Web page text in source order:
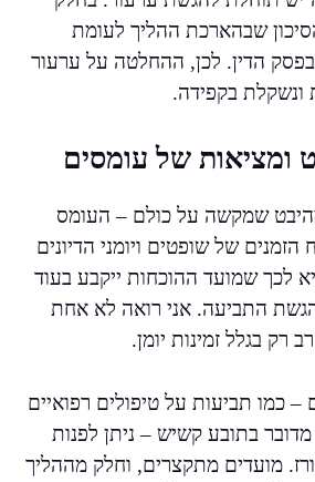
שבהארכת ההליך לעומת
בפסק הדין. לכן, ההחלטה על ערעור
ונשקלת בקפידה.
של עומסים
שמקשה על כולם – העומס
של שופטים ויומני הדיונים
לכך שמועד ההוכחות ייקבע בעוד
התביעה. אני רואה לא אחת
רק בגלל זמינות יומן.
– כמו תביעות על טיפולים רפואיים
בתובע קשיש – ניתן לפנות
מועדים מתקצרים, וחלק מההליך